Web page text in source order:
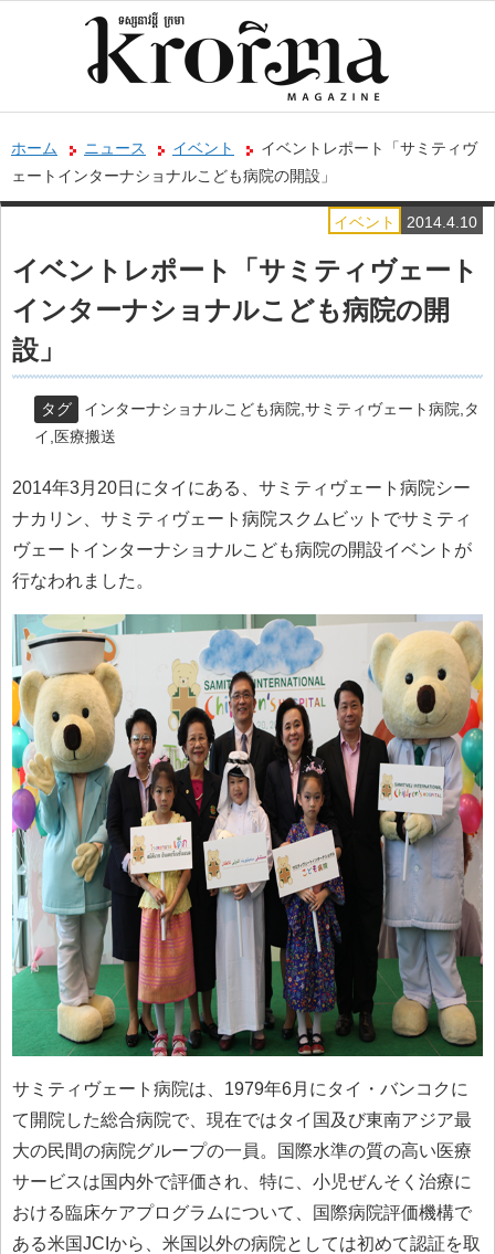
ホーム ニュース イベント
イベントレポート「サミティヴ
ェートインターナショナルこども病院の開設」
2014.4.10
イベント
イベントレポート「サミティヴェート
インターナショナルこども病院の開
設」
タグ インターナショナルこども病院 サミティヴェート病院 タ
イ 医療搬送
2014年3月20日にタイにある、サミティヴェート病院シー
ナカリン、サミティヴェート病院スクムビットでサミティ
ヴェートインターナショナルこども病院の開設イベントが
行なわれました。
サミティヴェート病院は、1979年6月にタイ・バンコクに
て開院した総合病院で、現在ではタイ国及び東南アジア最
大の民間の病院グループの一員。国際水準の質の高い医療
サービスは国内外で評価され、特に、小児ぜんそく治療に
おける臨床ケアプログラムについて、国際病院評価機構で
ある米国JCIから、米国以外の病院としては初めて認証を取